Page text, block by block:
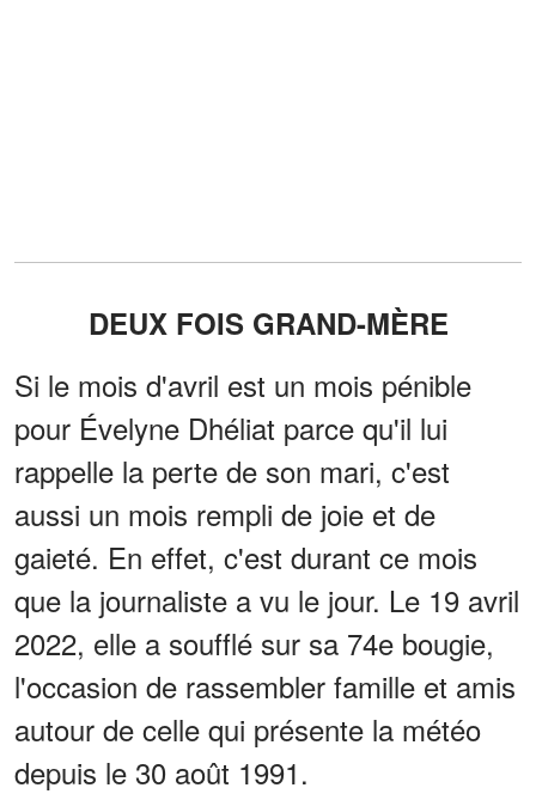
DEUX FOIS GRAND-MÈRE
Si le mois d'avril est un mois pénible
pour Évelyne Dhéliat parce qu'il lui
rappelle la perte de son mari, c'est
aussi un mois rempli de joie et de
gaieté. En effet, c'est durant ce mois
que la journaliste a vu le jour. Le 19 avril
2022, elle a soufflé sur sa 74e bougie,
l'occasion de rassembler famille et amis
autour de celle qui présente la météo
depuis le 30 août 1991.